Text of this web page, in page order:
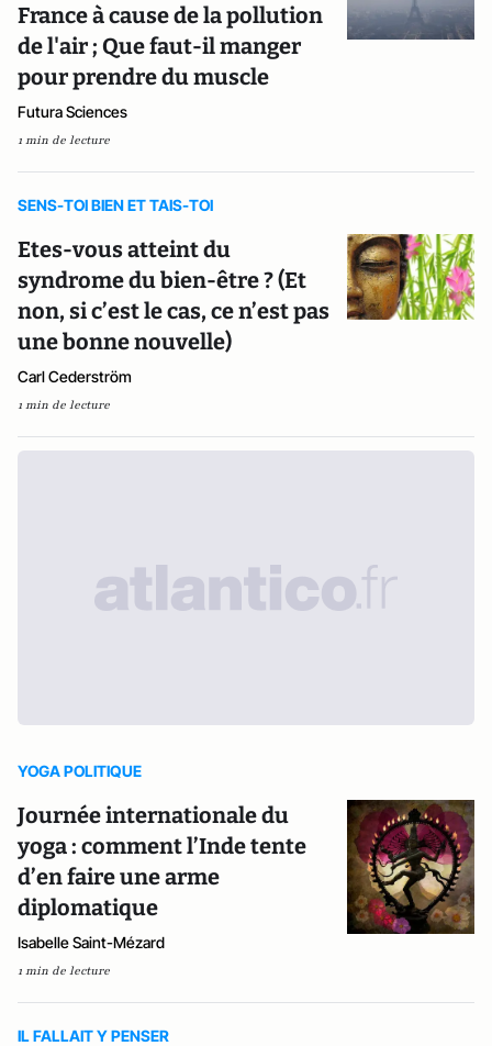
France à cause de la pollution
de l'air ; Que faut-il manger
pour prendre du muscle
Futura Sciences
1 min de lecture
SENS-TOI BIEN ET TAIS-TOI
Etes-vous atteint du
syndrome du bien-être ? (Et
non, si c’est le cas, ce n’est pas
une bonne nouvelle)
Carl Cederström
1 min de lecture
YOGA POLITIQUE
Journée internationale du
yoga : comment l’Inde tente
d’en faire une arme
diplomatique
Isabelle Saint-Mézard
1 min de lecture
IL FALLAIT Y PENSER